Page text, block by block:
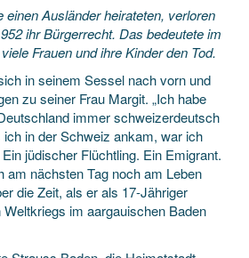
einen Ausländer heirateten, verloren
ihr Bürgerrecht. Das bedeutete im
Frauen und ihre Kinder den Tod.
in seinem Sessel nach vorn und
zu seiner Frau Margit. „Ich habe
immer schweizerdeutsch
in der Schweiz ankam, war ich
jüdischer Flüchtling. Ein Emigrant.
am nächsten Tag noch am Leben
die Zeit, als er als 17-Jähriger
im aargauischen Baden